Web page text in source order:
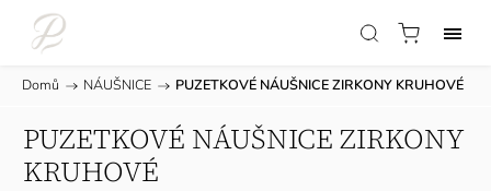
Domů / NÁUŠNICE / PUZETKOVÉ NÁUŠNICE ZIRKONY KRUHOVÉ
PUZETKOVÉ NÁUŠNICE ZIRKONY
KRUHOVÉ